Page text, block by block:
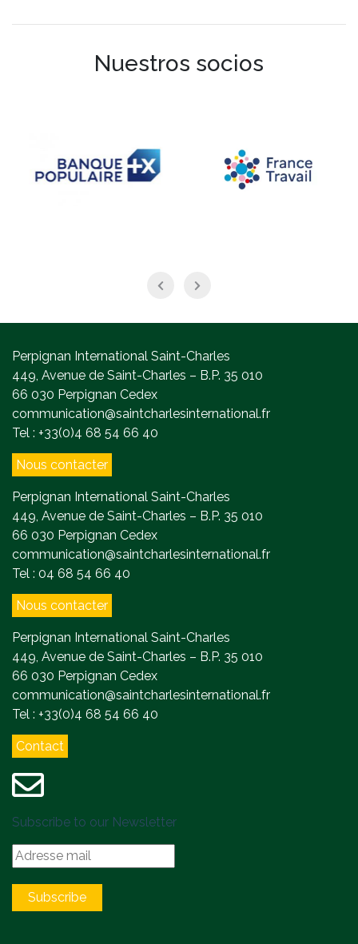
Nuestros socios
Perpignan International Saint-Charles
449, Avenue de Saint-Charles – B.P. 35 010
66 030 Perpignan Cedex
communication@saintcharlesinternational.fr
Tel : +33(0)4 68 54 66 40
Nous contacter
Perpignan International Saint-Charles
449, Avenue de Saint-Charles – B.P. 35 010
66 030 Perpignan Cedex
communication@saintcharlesinternational.fr
Tel : 04 68 54 66 40
Nous contacter
Perpignan International Saint-Charles
449, Avenue de Saint-Charles – B.P. 35 010
66 030 Perpignan Cedex
communication@saintcharlesinternational.fr
Tel : +33(0)4 68 54 66 40
Contact
Subscribe to our Newsletter
Subscribe